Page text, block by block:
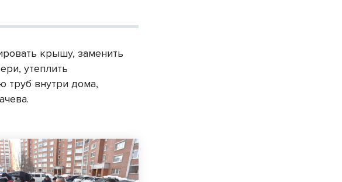
крышу, заменить
утеплить
труб внутри дома,